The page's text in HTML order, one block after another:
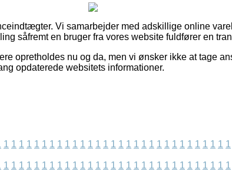
Vi samarbejder med adskillige online
såfremt en bruger fra vores website fuldfører en
opretholdes nu og da, men vi ønsker ikke at tage
opdaterede websitets informationer.
1 1 1 1 1 1 1 1 1 1 1 1 1 1 1 1 1 1 1 1 1 1 1 1 1 1 1 1 1 1
1 1 1 1 1 1 1 1 1 1 1 1 1 1 1 1 1 1 1 1 1 1 1 1 1 1 1 1 1 1